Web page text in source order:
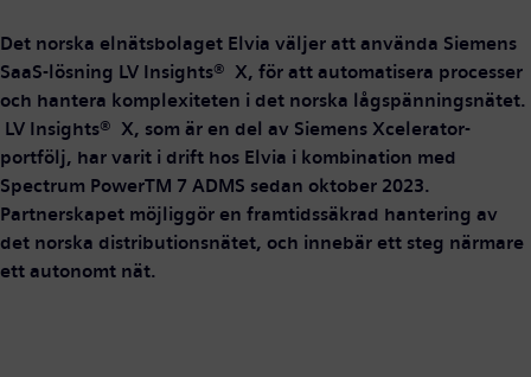
Det norska elnätsbolaget Elvia väljer att använda Siemens
SaaS-lösning LV Insights® X, för att automatisera processer
och hantera komplexiteten i det norska lågspänningsnätet.
LV Insights® X, som är en del av Siemens Xcelerator-
portfölj, har varit i drift hos Elvia i kombination med
Spectrum PowerTM 7 ADMS sedan oktober 2023.
Partnerskapet möjliggör en framtidssäkrad hantering av
det norska distributionsnätet, och innebär ett steg närmare
ett autonomt nät.